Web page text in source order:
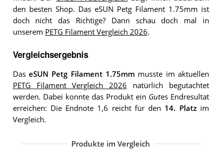
den besten Shop. Das eSUN Petg Filament 1.75mm ist
doch nicht das Richtige? Dann schau doch mal in
unserem PETG Filament Vergleich 2026.
Vergleichsergebnis
Das eSUN Petg Filament 1.75mmmusste im aktuellen
PETG Filament Vergleich 2026 natürlich begutachtet
werden. Dabei konnte das Produkt ein Gutes Endresultat
erreichen: Die Endnote 1,6 reicht für den 14. Platzim
Vergleich.
Produkte im Vergleich